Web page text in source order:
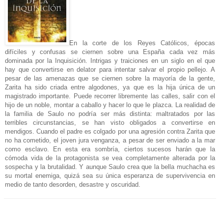
En la corte de los Reyes Católicos, épocas
difíciles y confusas se ciernen sobre una España cada vez más
dominada por la Inquisición. Intrigas y traiciones en un siglo en el que
hay que convertirse en delator para intentar salvar el propio pellejo. A
pesar de las amenazas que se ciernen sobre la mayoría de la gente,
Zarita ha sido criada entre algodones, ya que es la hija única de un
magistrado importante. Puede recorrer libremente las calles, salir con el
hijo de un noble, montar a caballo y hacer lo que le plazca. La realidad de
la familia de Saulo no podría ser más distinta: maltratados por las
terribles circunstancias, se han visto obligados a convertirse en
mendigos. Cuando el padre es colgado por una agresión contra Zarita que
no ha cometido, el joven jura venganza, a pesar de ser enviado a la mar
como esclavo. En esta era sombría, ciertos sucesos harán que la
cómoda vida de la protagonista se vea completamente alterada por la
sospecha y la brutalidad. Y aunque Saulo crea que la bella muchacha es
su mortal enemiga, quizá sea su única esperanza de supervivencia en
medio de tanto desorden, desastre y oscuridad.